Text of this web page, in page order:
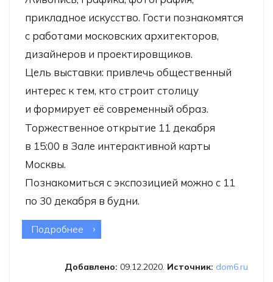
прикладное искусство. Гости познакомятся
с работами московских архитекторов,
дизайнеров и проектировщиков.
Цель выставки: привлечь общественный
интерес к тем, кто строит столицу
и формирует её современный образ.
Торжественное открытие 11 декабря
в 15:00 в Зале интерактивной карты
Москвы.
Познакомиться с экспозицией можно с 11
по 30 декабря в будни.
Подробнее о XIX выставка «Мир глазами зодчих
Добавлено: 09.12.2020. Источник: dom6.ru